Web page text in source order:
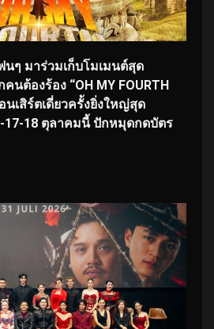
นๆ มาร่วมเก็บโมเมนต์สุด
นต้องร้อง “OH MY FOURTH
นเสิร์ตเดี่ยวครั้งยิ่งใหญ่สุด
17-18 ตุลาคมนี้ ปักหมุดกดบัตร